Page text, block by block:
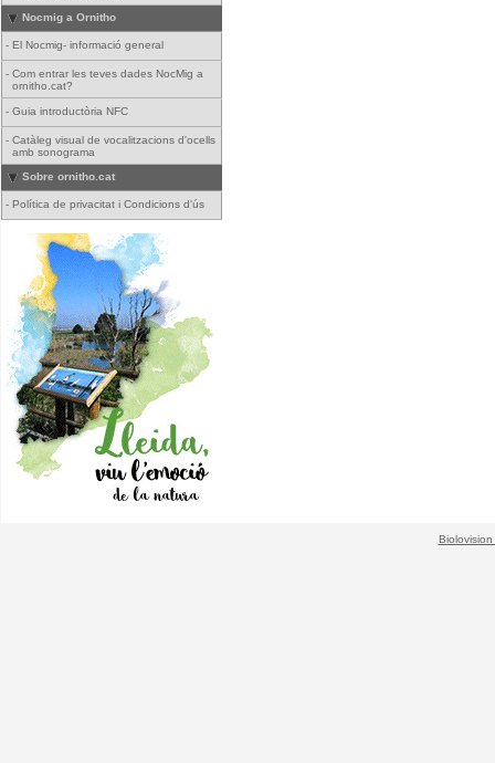
Nocmig a Ornitho
- El Nocmig- informació general
- Com entrar les teves dades NocMig a
ornitho.cat?
- Guia introductòria NFC
- Catàleg visual de vocalitzacions d'ocells
amb sonograma
Sobre ornitho.cat
- Política de privacitat i Condicions d'ús
Biolovision